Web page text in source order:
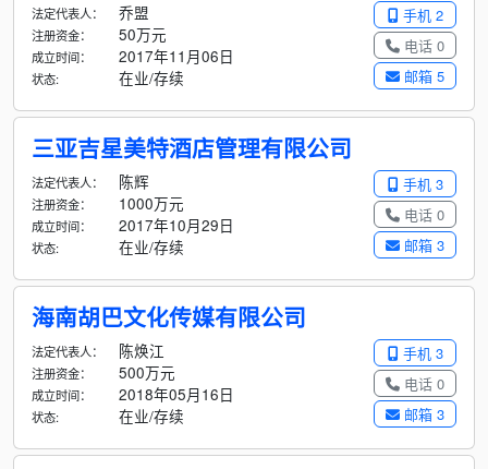
手机 2
电话 0
邮箱 5
法定代表人： 乔盟
注册资金： 50万元
成立时间： 2017年11月06日
状态: 在业/存续
三亚吉星美特酒店管理有限公司
手机 3
电话 0
邮箱 3
法定代表人： 陈辉
注册资金： 1000万元
成立时间： 2017年10月29日
状态: 在业/存续
海南胡巴文化传媒有限公司
手机 3
电话 0
邮箱 3
法定代表人： 陈焕江
注册资金： 500万元
成立时间： 2018年05月16日
状态: 在业/存续